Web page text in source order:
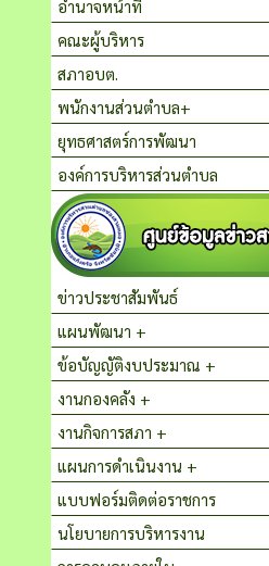
อำนาจหน้าที่
คณะผู้บริหาร
สภาอบต.
พนักงานส่วนตำบล+
ยุทธศาสตร์การพัฒนา
องค์การบริหารส่วนตำบล
ข่าวประชาสัมพันธ์
แผนพัฒนา +
ข้อบัญญัติงบประมาณ +
งานกองคลัง +
งานกิจการสภา +
แผนการดำเนินงาน +
แบบฟอร์มติดต่อราชการ
นโยบายการบริหารงาน